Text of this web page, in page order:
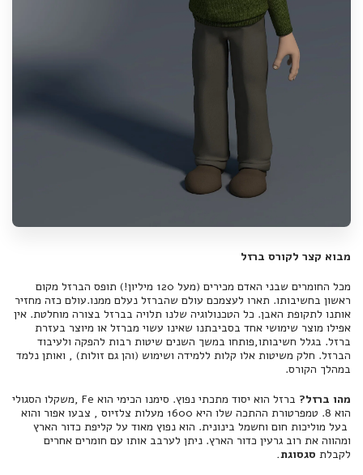
מבוא קצר לקורס ברזל
מכל החומרים שבני האדם מכירים (מעל 120 מיליון!) תופס הברזל מקום
ראשון בחשיבותו. תארו לעצמכם עולם שהברזל נעלם ממנו.עולם כזה מחזיר
אותנו לתקופת האבן. כל הטכנולוגיה שלנו תלויה בברזל בצורה מוחלטת. אין
אפילו מוצר שימושי אחד בסביבתנו שאינו עשוי מברזל או מיוצר בעזרת
ברזל. בגלל חשיבותו,פותחו במשך השנים שיטות רבות להפקה ולעיבוד
הברזל. חלק משיטות אלו קלות ללמידה ושימוש (והן גם זולות) , ואותן נלמד
במהלך הקורס.
מהו ברזל?
ברזל הוא יסוד מתכתי נפוץ. סימנו הכימי הוא Fe ,משקלו הסגולי
הוא 8. טמפרטורת ההתכה שלו היא 1600 מעלות צלזיוס , צבעו אפור והוא
בעל מוליכות חום וחשמל בינונית. הוא נפוץ מאוד על קליפת כדור הארץ
ומהווה את רוב גרעין כדור הארץ. ניתן לערבב אותו עם חומרים אחרים
לקבלת סגסוגת.